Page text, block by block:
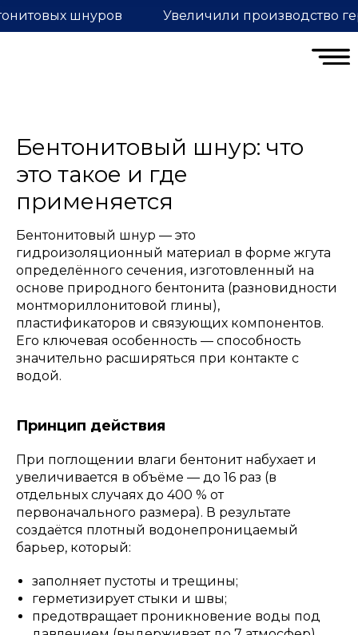
Увеличили производство
шнуров
Бентонитовый шнур: что
это такое и где
применяется
Бентонитовый шнур — это
гидроизоляционный материал в форме жгута
определённого сечения, изготовленный на
основе природного бентонита (разновидности
монтмориллонитовой глины),
пластификаторов и связующих компонентов.
Его ключевая особенность — способность
значительно расширяться при контакте с
водой.
Принцип действия
При поглощении влаги бентонит набухает и
увеличивается в объёме — до 16 раз (в
отдельных случаях до 400 % от
первоначального размера). В результате
создаётся плотный водонепроницаемый
барьер, который:
заполняет пустоты и трещины;
герметизирует стыки и швы;
предотвращает проникновение воды под